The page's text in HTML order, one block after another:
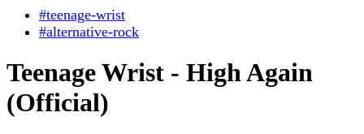
#teenage-wrist
#alternative-rock
Teenage Wrist - High Again
(Official)